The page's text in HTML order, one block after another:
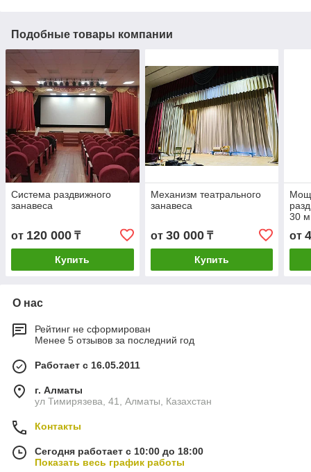
Подобные товары компании
Система раздвижного
занавеса
от 120 000 ₸
Купить
Механизм театрального
занавеса
от 30 000₸
Купить
30
от
О нас
Рейтинг не сформирован
Менее 5 отзывов за последний год
Работает с 16.05.2011
г. Алматы
ул Тимирязева, 41, Алматы, Казахстан
Контакты
Сегодня работает с 10:00 до 18:00
Показать весь график работы